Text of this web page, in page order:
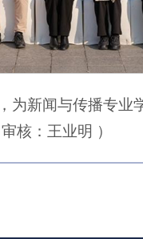
新闻与传播专
核：王业明 ）